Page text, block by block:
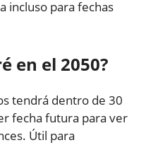
incluso para fechas
en el 2050?
tendrá dentro de 30
fecha futura para ver
Útil para